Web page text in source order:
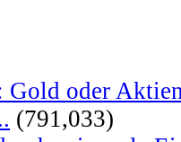
Gold oder
(791,033)